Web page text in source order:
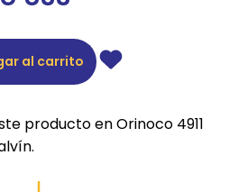
al carrito
producto en Orinoco 4911